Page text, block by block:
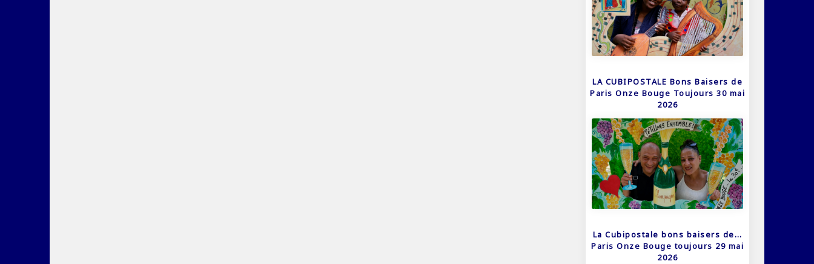
LA CUBIPOSTALE Bons Baisers de
Paris Onze Bouge Toujours 30 mai
2026
La Cubipostale bons baisers de…
Paris Onze Bouge toujours 29 mai
2026